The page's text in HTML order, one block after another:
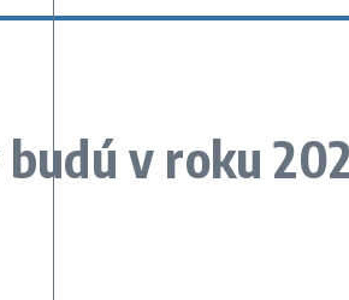
v roku